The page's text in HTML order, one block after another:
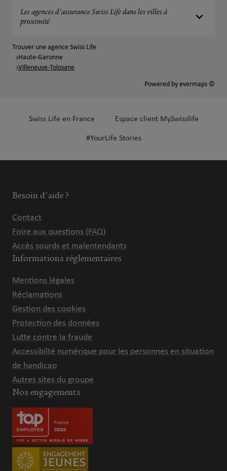
Les agences d'assurance Swiss Life dans les villes à
proximité
Trouver une agence Swiss Life
Haute-Garonne
Villeneuve-Tolosane
Powered by evermaps ©
Swiss Life en France Espace client MySwisslife
#YourLife Stories
Besoin d'aide ?
Contact
Foire aux questions (FAQ)
Accès sourds et malentendants
Informations réglementaires
Mentions légales
Réclamations
Gestion des cookies
Protection des données
Lutte contre la fraude
Accessibilté numérique pour les personnes en situation
de handicap
Autres sites du groupe
Nos engagements